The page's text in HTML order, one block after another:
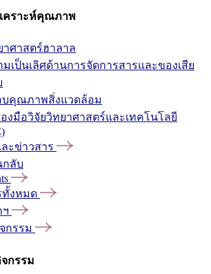
คราะห์คุณภาพ
ศาสตร์ฮาลาล
เป็นเลิศด้านการจัดการสารและของเสีย
บคุณภาพสิ่งแวดล้อม
งมือวิจัยวิทยาศาสตร์และเทคโนโลยี
ะข่าวสาร
กลับ
ทั้งหมด
กรรม
กรรม